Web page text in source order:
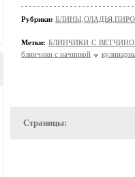
Рубрики:
Метки: БЛИНЧИКИ С
блинчики с начинкой
Страницы: